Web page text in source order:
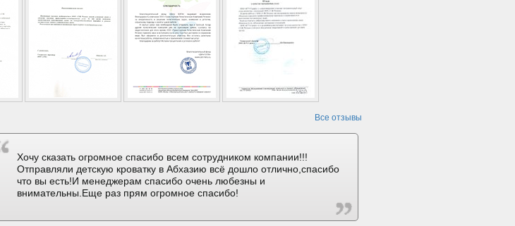
Все отзывы
Хочу сказать огромное спасибо всем сотрудником компании!!!
Отправляли детскую кроватку в Абхазию всё дошло отлично,спасибо
что вы есть!И менеджерам спасибо очень любезны и
внимательны.Еще раз прям огромное спасибо!